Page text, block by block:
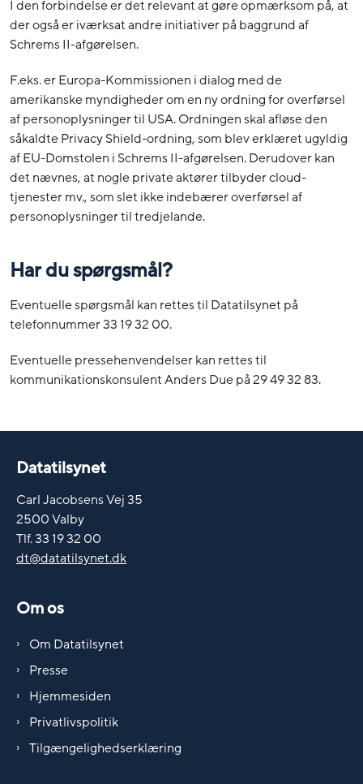
I den forbindelse er det relevant at gøre opmærksom på, at
der også er iværksat andre initiativer på baggrund af
Schrems II-afgørelsen.
F.eks. er Europa-Kommissionen i dialog med de
amerikanske myndigheder om en ny ordning for overførsel
af personoplysninger til USA. Ordningen skal afløse den
såkaldte Privacy Shield-ordning, som blev erklæret ugyldig
af EU-Domstolen i Schrems II-afgørelsen. Derudover kan
det nævnes, at nogle private aktører tilbyder cloud-
tjenester mv., som slet ikke indebærer overførsel af
personoplysninger til tredjelande.
Har du spørgsmål?
Eventuelle spørgsmål kan rettes til Datatilsynet på
telefonnummer 33 19 32 00.
Eventuelle pressehenvendelser kan rettes til
kommunikationskonsulent Anders Due på 29 49 32 83.
Datatilsynet
Carl Jacobsens Vej 35
2500 Valby
Tlf. 33 19 32 00
dt@datatilsynet.dk
Om os
Om Datatilsynet
Presse
Hjemmesiden
Privatlivspolitik
Tilgængelighedserklæring